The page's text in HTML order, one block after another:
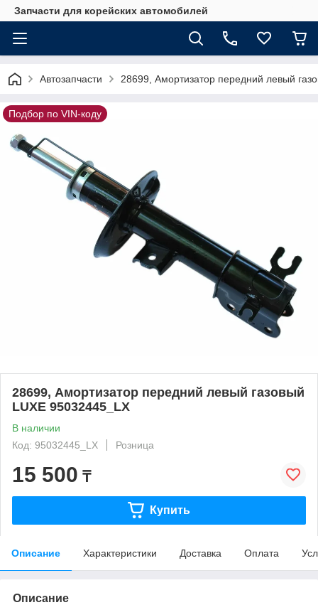
Запчасти для корейских автомобилей
Автозапчасти 28699, Амортизатор передний левый
Подбор по VIN-коду
28699, Амортизатор передний левый газовый
LUXE 95032445_LX
В наличии
Код: 95032445_LX
Розница
15 500 ₸
Купить
Описание Характеристики Доставка Оплата
Описание